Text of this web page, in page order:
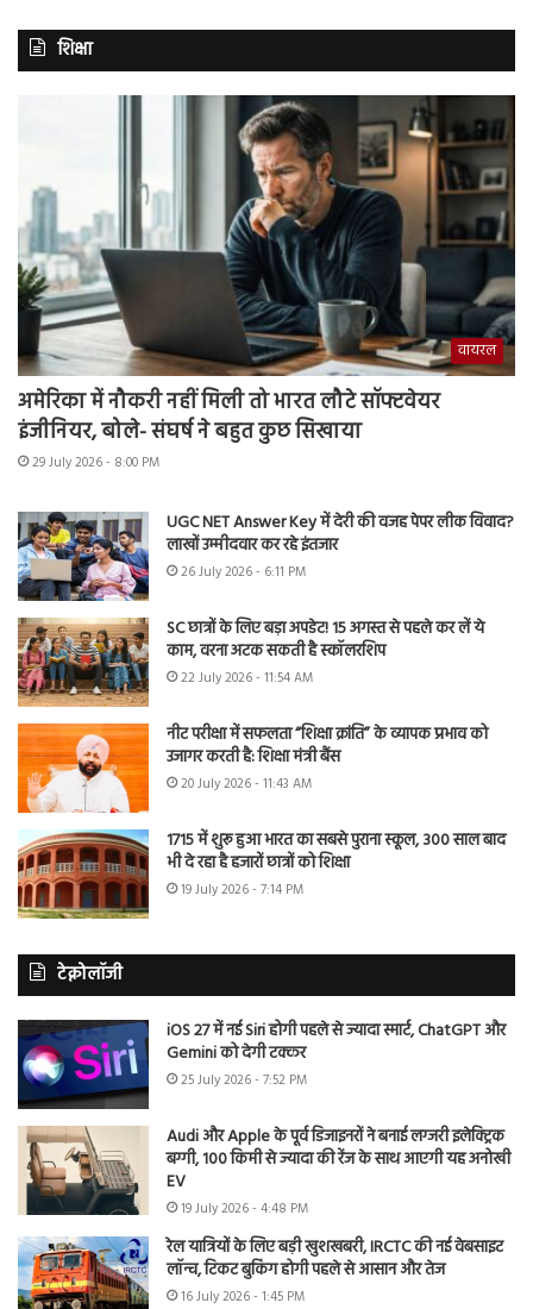
शिक्षा
वायरल
अमेरिका में नौकरी नहीं मिली तो भारत लौटे सॉफ्टवेयर
इंजीनियर, बोले- संघर्ष ने बहुत कुछ सिखाया
29 July 2026 - 8:00 PM
UGC NET Answer Key में देरी की वजह पेपर लीक विवाद?
लाखों उम्मीदवार कर रहे इंतजार
26 July 2026 - 6:11 PM
SC छात्रों के लिए बड़ा अपडेट! 15 अगस्त से पहले कर लें ये
काम, वरना अटक सकती है स्कॉलरशिप
22 July 2026 - 11:54 AM
नीट परीक्षा में सफलता “शिक्षा क्रांति” के व्यापक प्रभाव को
उजागर करती है: शिक्षा मंत्री बैंस
20 July 2026 - 11:43 AM
1715 में शुरू हुआ भारत का सबसे पुराना स्कूल, 300 साल बाद
भी दे रहा है हजारों छात्रों को शिक्षा
19 July 2026 - 7:14 PM
टेक्नोलॉजी
iOS 27 में नई Siri होगी पहले से ज्यादा स्मार्ट, ChatGPT और
Gemini को देगी टक्कर
25 July 2026 - 7:52 PM
Audi और Apple के पूर्व डिजाइनरों ने बनाई लग्जरी इलेक्ट्रिक
बग्गी, 100 किमी से ज्यादा की रेंज के साथ आएगी यह अनोखी
EV
19 July 2026 - 4:48 PM
रेल यात्रियों के लिए बड़ी खुशखबरी, IRCTC की नई वेबसाइट
लॉन्च, टिकट बुकिंग होगी पहले से आसान और तेज
16 July 2026 - 1:45 PM